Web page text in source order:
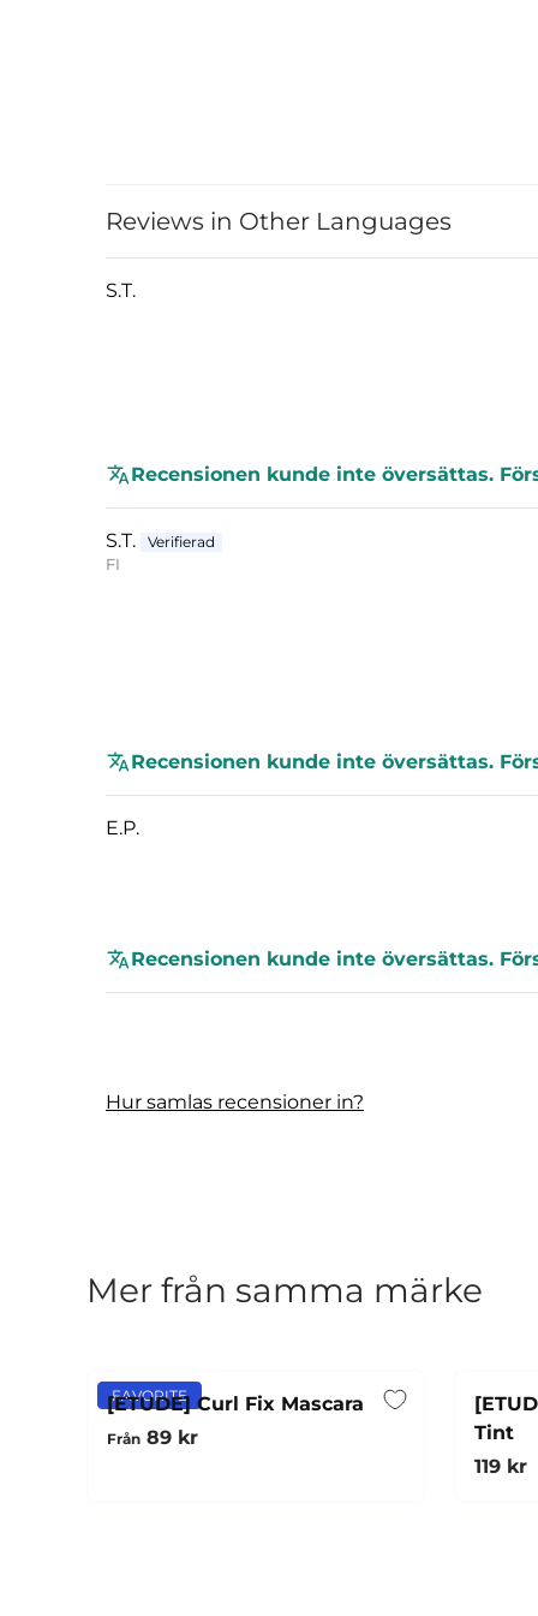
Reviews in Other Languages
S.T.
Recensionen kunde inte översättas.
S.T.
FI
Recensionen kunde inte översättas.
E.P.
Recensionen kunde inte översättas.
Hur samlas recensioner in?
Mer från samma märke
FAVORITE
[ETUDE] Curl Fix Mascara
Ordinarie pris
Från 89 kr
Tint
119 kr